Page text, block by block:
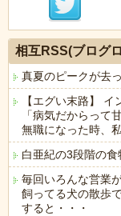
相互RSS(ブログ
真夏のピークが去
【エグい末路】
「病気だからって
無職になった時、
白亜紀の3段階の
毎回いろんな営業
飼ってる犬の散歩
すると・・・